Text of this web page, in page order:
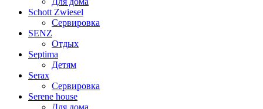
Schott Zwiesel
Сервировка
SENZ
Отдых
Septima
Детям
Serax
Сервировка
Serene house